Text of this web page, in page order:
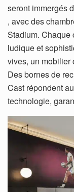
seront immergés
, avec des
Stadium. Chaque
ludique et
vives, un mobilier
Des bornes de
Cast répondent
technologie,